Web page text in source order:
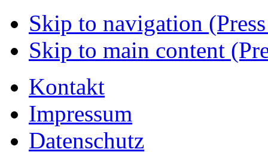
Skip to navigation
Skip to main content
Kontakt
Impressum
Datenschutz